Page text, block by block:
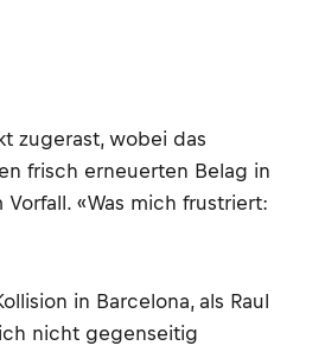
zugerast, wobei das
frisch erneuerten Belag in
«Was mich frustriert:
in Barcelona, als Raul
nicht gegenseitig